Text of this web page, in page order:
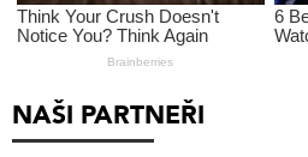
NAŠI PARTNEŘI